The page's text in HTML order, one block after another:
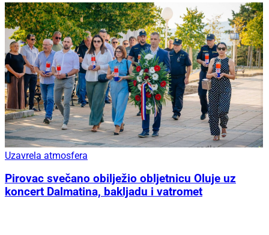
Uzavrela atmosfera
Pirovac svečano obilježio obljetnicu Oluje uz
koncert Dalmatina, bakljadu i vatromet